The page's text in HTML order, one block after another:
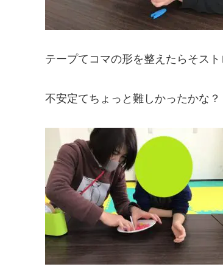
テープてコマの形を整えたらそスト
不安定てちょっと難しかったかな？